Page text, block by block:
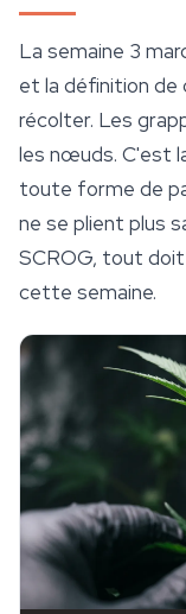
La semaine 3
et la définition de
récolter. Les
les nœuds. C'est
toute forme de
ne se plient plus
SCROG, tout
cette semaine.